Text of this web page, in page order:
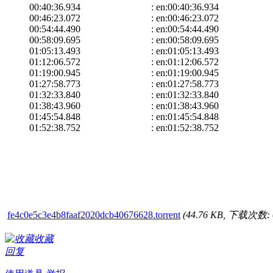
00:40:36.934 : en:00:40:36.934
00:46:23.072 : en:00:46:23.072
00:54:44.490 : en:00:54:44.490
00:58:09.695 : en:00:58:09.695
01:05:13.493 : en:01:05:13.493
01:12:06.572 : en:01:12:06.572
01:19:00.945 : en:01:19:00.945
01:27:58.773 : en:01:27:58.773
01:32:33.840 : en:01:32:33.840
01:38:43.960 : en:01:38:43.960
01:45:54.848 : en:01:45:54.848
01:52:38.752 : en:01:52:38.752
fe4c0e5c3e4b8faaf2020dcb40676628.torrent (44.76 KB, 下载次数:
收藏
回复